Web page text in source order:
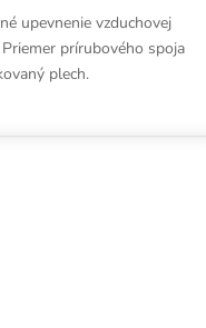
upevnenie vzduchovej
prírubového spoja
plech.